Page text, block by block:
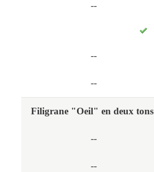
--
--
--
Filigrane "Oeil" en deux tons
--
--